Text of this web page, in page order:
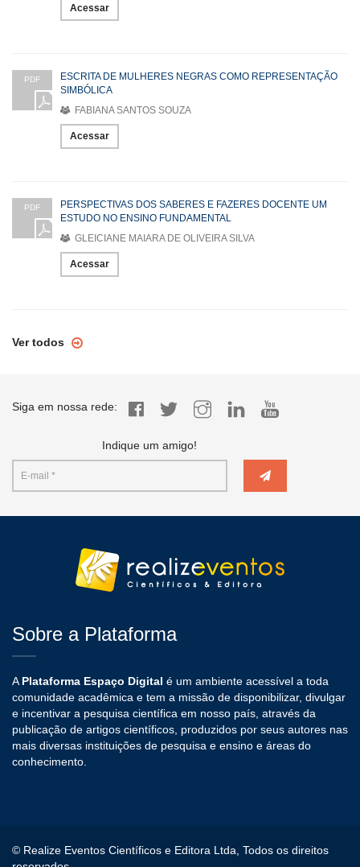
Acessar
PDF
ESCRITA DE MULHERES NEGRAS COMO REPRESENTAÇÃO
SIMBÓLICA
FABIANA SANTOS SOUZA
Acessar
PDF
PERSPECTIVAS DOS SABERES E FAZERES DOCENTE UM
ESTUDO NO ENSINO FUNDAMENTAL
GLEICIANE MAIARA DE OLIVEIRA SILVA
Acessar
Ver todos
Siga em nossa rede:
Indique um amigo!
Sobre a Plataforma
A Plataforma Espaço Digital é um ambiente acessível a toda
comunidade acadêmica e tem a missão de disponibilizar, divulgar
e incentivar a pesquisa científica em nosso país, através da
publicação de artigos científicos, produzidos por seus autores nas
mais diversas instituições de pesquisa e ensino e áreas do
conhecimento.
© Realize Eventos Científicos e Editora Ltda, Todos os direitos